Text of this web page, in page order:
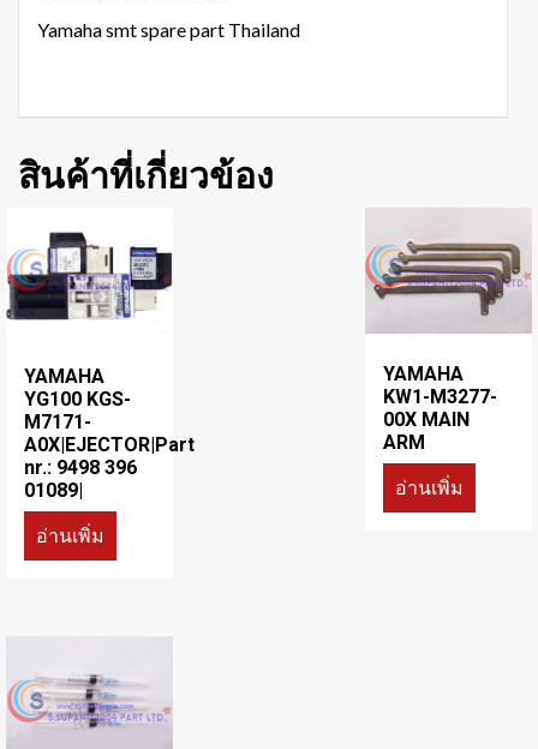
Yamaha smt spare part Thailand
สินค้าที่เกี่ยวข้อง
YAMAHA
YG100 KGS-
M7171-
A0X|EJECTOR|Part
nr.: 9498 396
01089|
อ่านเพิ่ม
YAMAHA
KW1-M3277-
00X MAIN
ARM
อ่านเพิ่ม